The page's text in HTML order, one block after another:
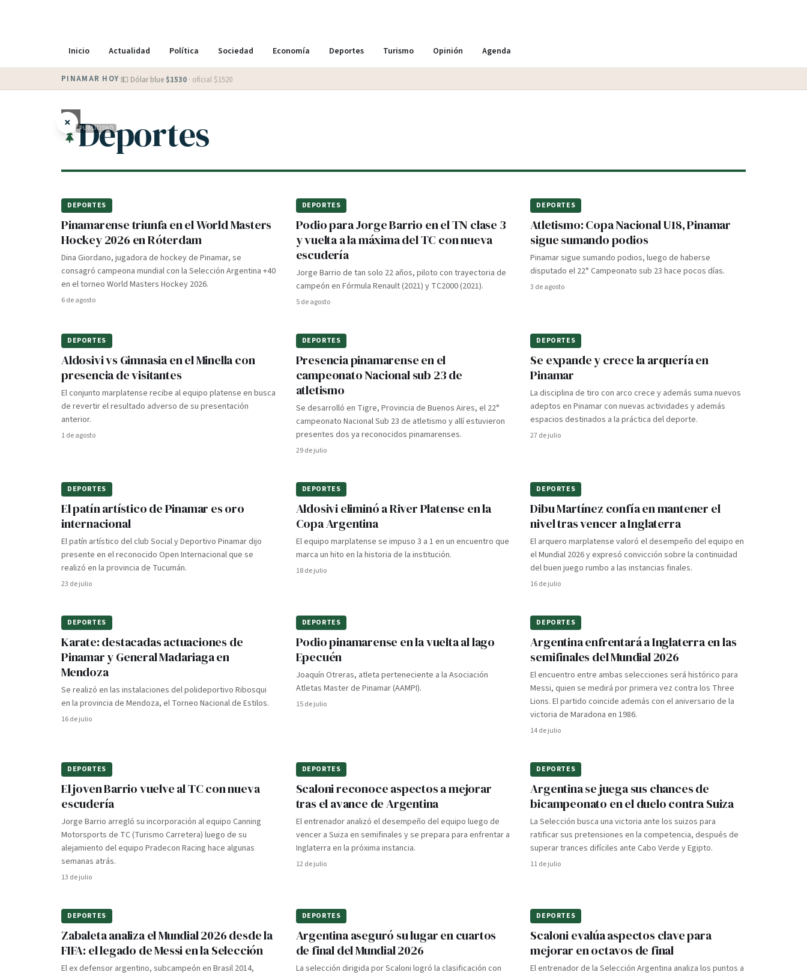
Inicio Actualidad Política Sociedad Economía Deportes Turismo Opinión Agenda
PINAMAR HOY·💵 Dólar blue $1530 · oficial $1520
× PUBLICIDAD
Deportes
DEPORTES
Pinamarense triunfa en el World Masters
Hockey 2026 en Róterdam
Dina Giordano, jugadora de hockey de Pinamar, se
consagró campeona mundial con la Selección Argentina +40
en el torneo World Masters Hockey 2026.
6 de agosto
DEPORTES
Podio para Jorge Barrio en el TN clase 3
y vuelta a la máxima del TC con nueva
escudería
Jorge Barrio de tan solo 22 años, piloto con trayectoria de
campeón en Fórmula Renault (2021) y TC2000 (2021).
5 de agosto
DEPORTES
Atletismo: Copa Nacional U18, Pinamar
sigue sumando podios
Pinamar sigue sumando podios, luego de haberse
disputado el 22° Campeonato sub 23 hace pocos días.
3 de agosto
DEPORTES
Aldosivi vs Gimnasia en el Minella con
presencia de visitantes
El conjunto marplatense recibe al equipo platense en busca
de revertir el resultado adverso de su presentación
anterior.
1 de agosto
DEPORTES
Presencia pinamarense en el
campeonato Nacional sub 23 de
atletismo
Se desarrolló en Tigre, Provincia de Buenos Aires, el 22°
campeonato Nacional Sub 23 de atletismo y allí estuvieron
presentes dos ya reconocidos pinamarenses.
29 de julio
DEPORTES
Se expande y crece la arquería en
Pinamar
La disciplina de tiro con arco crece y además suma nuevos
adeptos en Pinamar con nuevas actividades y además
espacios destinados a la práctica del deporte.
27 de julio
DEPORTES
El patín artístico de Pinamar es oro
internacional
El patín artístico del club Social y Deportivo Pinamar dijo
presente en el reconocido Open Internacional que se
realizó en la provincia de Tucumán.
23 de julio
DEPORTES
Aldosivi eliminó a River Platense en la
Copa Argentina
El equipo marplatense se impuso 3 a 1 en un encuentro que
marca un hito en la historia de la institución.
18 de julio
DEPORTES
Dibu Martínez confía en mantener el
nivel tras vencer a Inglaterra
El arquero marplatense valoró el desempeño del equipo en
el Mundial 2026 y expresó convicción sobre la continuidad
del buen juego rumbo a las instancias finales.
16 de julio
DEPORTES
Karate: destacadas actuaciones de
Pinamar y General Madariaga en
Mendoza
Se realizó en las instalaciones del polideportivo Ribosqui
en la provincia de Mendoza, el Torneo Nacional de Estilos.
16 de julio
DEPORTES
Podio pinamarense en la vuelta al lago
Epecuén
Joaquín Otreras, atleta perteneciente a la Asociación
Atletas Master de Pinamar (AAMPI).
15 de julio
DEPORTES
Argentina enfrentará a Inglaterra en las
semifinales del Mundial 2026
El encuentro entre ambas selecciones será histórico para
Messi, quien se medirá por primera vez contra los Three
Lions. El partido coincide además con el aniversario de la
victoria de Maradona en 1986.
14 de julio
DEPORTES
El joven Barrio vuelve al TC con nueva
escudería
Jorge Barrio arregló su incorporación al equipo Canning
Motorsports de TC (Turismo Carretera) luego de su
alejamiento del equipo Pradecon Racing hace algunas
semanas atrás.
13 de julio
DEPORTES
Scaloni reconoce aspectos a mejorar
tras el avance de Argentina
El entrenador analizó el desempeño del equipo luego de
vencer a Suiza en semifinales y se prepara para enfrentar a
Inglaterra en la próxima instancia.
12 de julio
DEPORTES
Argentina se juega sus chances de
bicampeonato en el duelo contra Suiza
La Selección busca una victoria ante los suizos para
ratificar sus pretensiones en la competencia, después de
superar trances difíciles ante Cabo Verde y Egipto.
11 de julio
DEPORTES
Zabaleta analiza el Mundial 2026 desde la
FIFA: el legado de Messi en la Selección
El ex defensor argentino, subcampeón en Brasil 2014,
DEPORTES
Argentina aseguró su lugar en cuartos
de final del Mundial 2026
La selección dirigida por Scaloni logró la clasificación con
DEPORTES
Scaloni evalúa aspectos clave para
mejorar en octavos de final
El entrenador de la Selección Argentina analiza los puntos a